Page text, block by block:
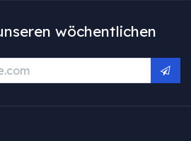
wöchentlichen